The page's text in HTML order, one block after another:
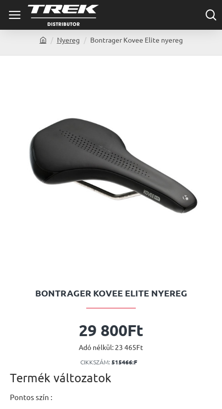
o
Nyereg Bontrager Kovee Elite nyereg
BONTRAGER KOVEE ELITE NYEREG
29 800Ft
Adó nélkül: 23 465Ft
CIKKSZÁM: 515466:F
Termék változatok
Pontos szín :